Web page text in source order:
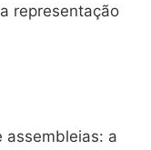
representação
assembleias: a